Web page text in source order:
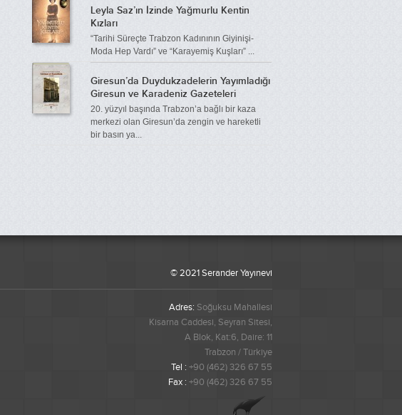
Leyla Saz’ın İzinde Yağmurlu Kentin
Kızları
“Tarihi Süreçte Trabzon Kadınının Giyinişi-
Moda Hep Vardı” ve “Karayemiş Kuşları” ...
Giresun’da Duydukzadelerin Yayımladığı
Giresun ve Karadeniz Gazeteleri
20. yüzyıl başında Trabzon’a bağlı bir kaza
merkezi olan Giresun’da zengin ve hareketli
bir basın ya...
© 2021 Serander Yayınevi
Adres: Soğuksu Mahallesi
Kisarna Caddesi, Seyran Sitesi,
A Blok, Kat:6, Daire: 11
Trabzon / Türkiye
Tel : +90 (462) 326 67 55
Fax : +90 (462) 326 67 55